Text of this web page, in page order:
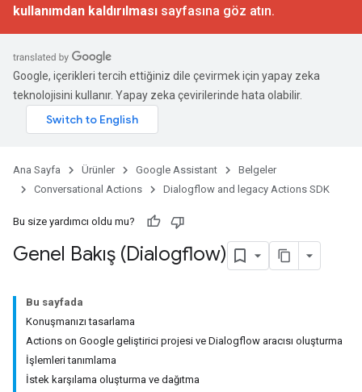
kullanımdan kaldırılması sayfasına göz atın.
Google, içerikleri tercih ettiğiniz dile çevirmek için yapay zeka
teknolojisini kullanır. Yapay zeka çevirilerinde hata olabilir.
Ana Sayfa Ürünler Google Assistant
Belgeler
Conversational Actions
Dialogflow and legacy Actions SDK
Bu size yardımcı oldu mu?
Genel Bakış (Dialogflow)
Bu sayfada
Konuşmanızı tasarlama
Actions on Google geliştirici projesi ve Dialogflow aracısı oluşturma
İşlemleri tanımlama
İstek karşılama oluşturma ve dağıtma